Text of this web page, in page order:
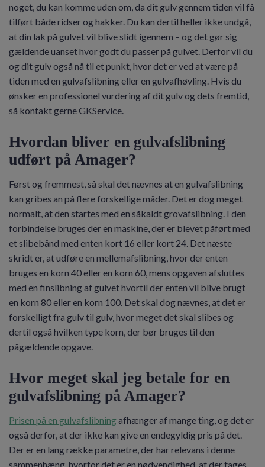
noget, du kan komme uden om, da dit gulv gennem tiden vil få
tilført både ridser og hakker. Du kan dertil heller ikke undgå,
at din lak på gulvet vil blive slidt igennem – og det gør sig
gældende uanset hvor godt du passer på gulvet. Derfor vil du
og dit gulv også nå til et punkt, hvor det er ved at være på
tiden med en gulvafslibning eller en gulvafhøvling. Hvis du
ønsker en professionel vurdering af dit gulv og dets fremtid,
så kontakt gerne GKService.
Hvordan bliver en gulvafslibning
udført på Amager?
Først og fremmest, så skal det nævnes at en gulvafslibning
kan gribes an på flere forskellige måder. Det er dog meget
normalt, at den startes med en såkaldt grovafslibning. I den
forbindelse bruges der en maskine, der er blevet påført med
et slibebånd med enten kort 16 eller kort 24. Det næste
skridt er, at udføre en mellemafslibning, hvor der enten
bruges en korn 40 eller en korn 60, mens opgaven afsluttes
med en finslibning af gulvet hvortil der enten vil blive brugt
en korn 80 eller en korn 100. Det skal dog nævnes, at det er
forskelligt fra gulv til gulv, hvor meget det skal slibes og
dertil også hvilken type korn, der bør bruges til den
pågældende opgave.
Hvor meget skal jeg betale for en
gulvafslibning på Amager?
Prisen på en gulvafslibningafhænger af mange ting, og det er
også derfor, at der ikke kan give en endegyldig pris på det.
Der er en lang række parametre, der har relevans i denne
sammenhæng, hvorfor det er en nødvendighed, at der tages